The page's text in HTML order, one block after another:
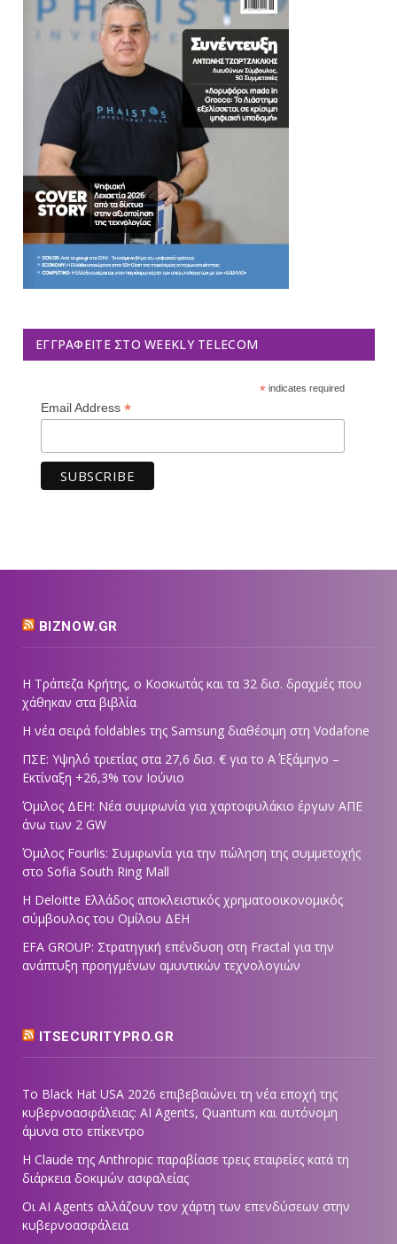
ΕΓΓΡΑΦΕΊΤΕ ΣΤΟ WEEKLY TELECOM
*indicates required
Email Address *
BIZNOW.GR
Η Τράπεζα Κρήτης, ο Κοσκωτάς και τα 32 δισ. δραχμές που
χάθηκαν στα βιβλία
Η νέα σειρά foldables της Samsung διαθέσιμη στη Vodafone
ΠΣΕ: Υψηλό τριετίας στα 27,6 δισ. € για το Α΄ Εξάμηνο –
Εκτίναξη +26,3% τον Ιούνιο
Όμιλος ΔΕΗ: Νέα συμφωνία για χαρτοφυλάκιο έργων ΑΠΕ
άνω των 2 GW
Όμιλος Fourlis: Συμφωνία για την πώληση της συμμετοχής
στο Sofia South Ring Mall
Η Deloitte Ελλάδος αποκλειστικός χρηματοοικονομικός
σύμβουλος του Ομίλου ΔΕΗ
EFA GROUP: Στρατηγική επένδυση στη Fractal για την
ανάπτυξη προηγμένων αμυντικών τεχνολογιών
ITSECURITYPRO.GR
Το Black Hat USA 2026 επιβεβαιώνει τη νέα εποχή της
κυβερνοασφάλειας: AI Agents, Quantum και αυτόνομη
άμυνα στο επίκεντρο
Η Claude της Anthropic παραβίασε τρεις εταιρείες κατά τη
διάρκεια δοκιμών ασφαλείας
Οι AI Agents αλλάζουν τον χάρτη των επενδύσεων στην
κυβερνοασφάλεια